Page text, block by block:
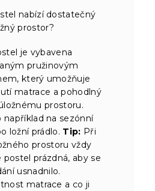
nabízí dostatečný
prostor?
je vybavena
pružinovým
který umožňuje
matrace a pohodlný
prostoru.
například na sezónní
ložní prádlo. Tip: Při
prostoru vždy
postel prázdná, aby se
usnadnilo.
matrace a co ji